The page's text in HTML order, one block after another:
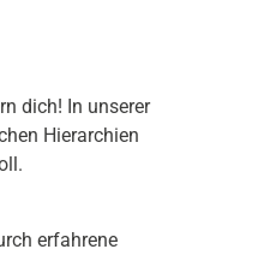
dich! In unserer
Hierarchien
erfahrene